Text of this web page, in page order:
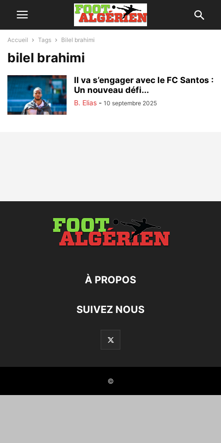
Accueil Tags Bilel brahimi
bilel brahimi
Il va s’engager avec le FC Santos :
Un nouveau défi...
B. Elias - 10 septembre 2025
À PROPOS
SUIVEZ NOUS
©